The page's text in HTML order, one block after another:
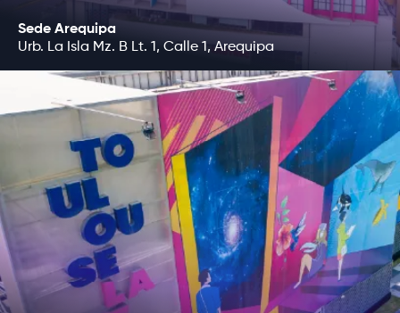
Sede Arequipa
Urb. La Isla Mz. B Lt. 1, Calle 1, Arequipa